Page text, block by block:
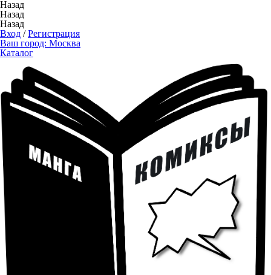
Назад
Назад
Назад
Вход /Регистрация
Ваш город: Москва
Каталог